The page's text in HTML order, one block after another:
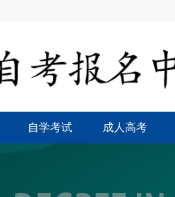
自学考试 成人高考